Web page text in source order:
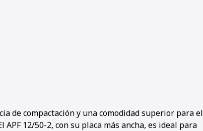
de compactación y una comodidad superior para el
12/50-2, con su placa más ancha, es ideal para